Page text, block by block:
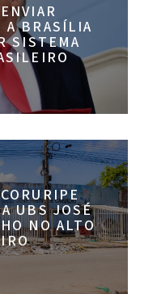
A BRASÍLIA
SISTEMA
UBS JOSÉ
NO ALTO